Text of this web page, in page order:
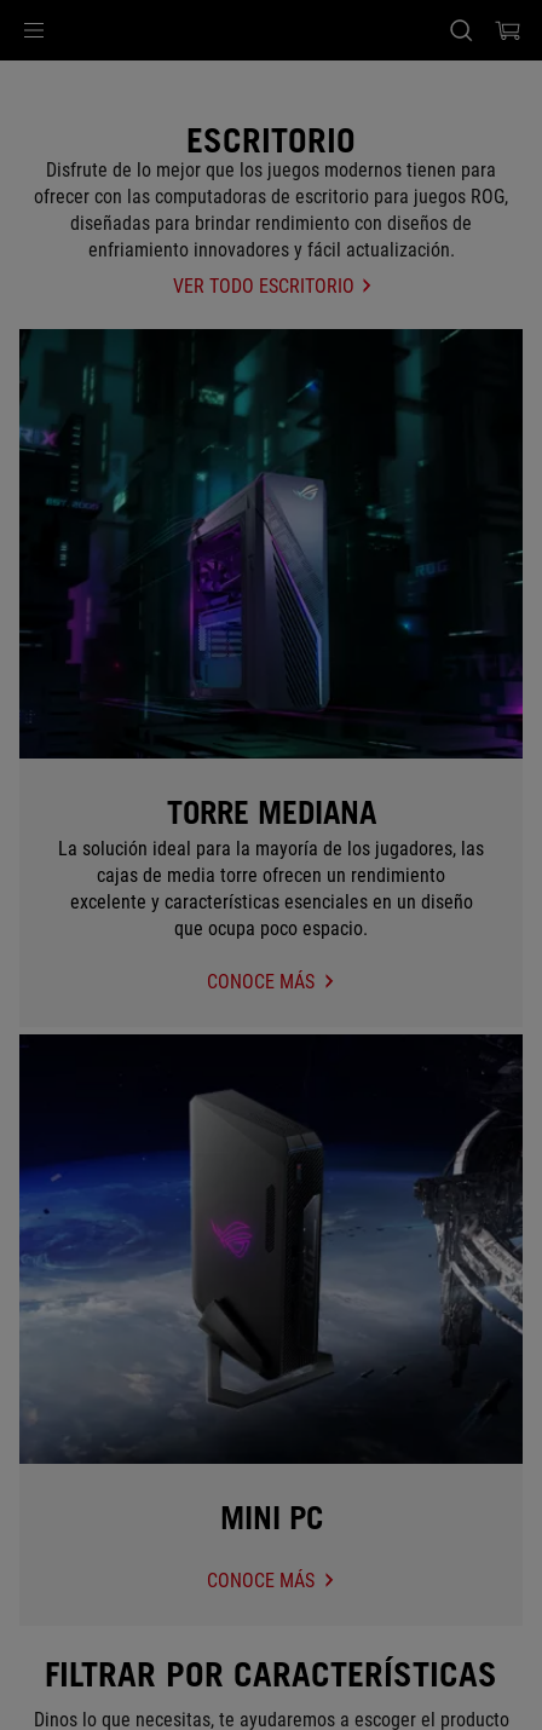
Accessibility links
ESCRITORIO
Disfrute de lo mejor que los juegos modernos tienen para
ofrecer con las computadoras de escritorio para juegos ROG,
diseñadas para brindar rendimiento con diseños de
enfriamiento innovadores y fácil actualización.
VER TODO ESCRITORIO
TORRE MEDIANA
La solución ideal para la mayoría de los jugadores, las
cajas de media torre ofrecen un rendimiento
excelente y características esenciales en un diseño
que ocupa poco espacio.
CONOCE MÁS
TORRE
MINI PC
CONOCE MÁS
MINI
FILTRAR POR CARACTERÍSTICAS
Dinos lo que necesitas, te ayudaremos a escoger el producto